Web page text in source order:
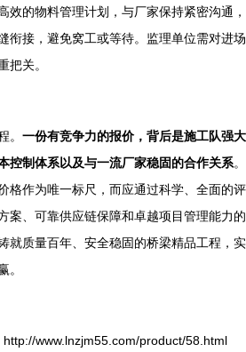
效的物料管理计划，与厂家保持紧密沟通，
衔接，避免窝工或等待。监理单位需对进场
把关。
。 一份有竞争力的报价，背后是施工队强大
控制体系以及与一流厂家稳固的合作关系。
格作为唯一标尺，而应通过科学、全面的评
案、可靠供应链保障和卓越项目管理能力的
就质量百年、安全稳固的桥梁精品工程，实
。
www.lnzjm55.com/product/58.html